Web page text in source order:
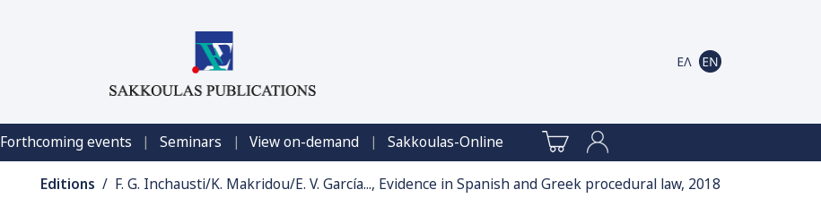
Forthcoming events | Seminars | View on-demand | Sakkoulas-Online
Editions / F. G. Inchausti/K. Makridou/E. V. García..., Evidence in Spanish and Greek procedural law, 2018